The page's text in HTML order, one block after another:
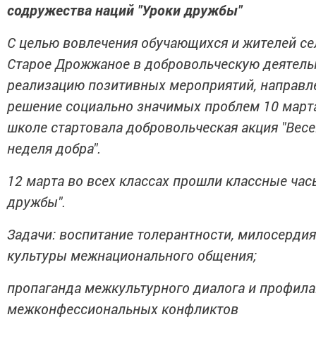
содружества наций "Уроки дружбы"
С целью вовлечения обучающихся и жителей
Старое Дрожжаное в добровольческую
реализацию позитивных мероприятий,
решение социально значимых проблем 10
школе стартовала добровольческая акция
неделя добра".
12 марта во всех классах прошли классные
дружбы".
Задачи: воспитание толерантности,
культуры межнационального общения;
пропаганда межкультурного диалога и
межконфессиональных конфликтов